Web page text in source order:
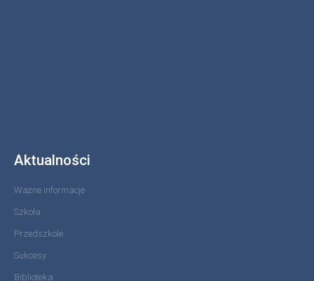
Aktualności
Ważne informacje
Szkoła
Przedszkole
Sukcesy
Biblioteka